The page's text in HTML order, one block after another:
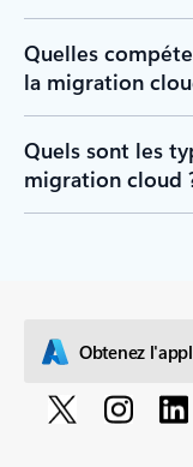
Quelles
la migration
Quels sont les
migration cloud
Obtenez